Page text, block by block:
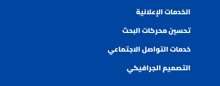
الخدمات الإعلانية
تحسين محركات البحث
خدمات التواصل الاجتماعي
التصميم الجرافيكي